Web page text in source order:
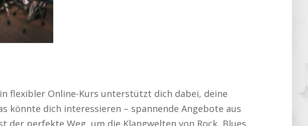
flexibler Online-Kurs unterstützt dich dabei, deine
könnte dich interessieren – spannende Angebote aus
der perfekte Weg, um die Klangwelten von Rock, Blues